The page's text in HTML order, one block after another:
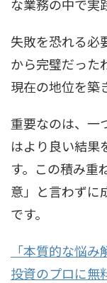
な業務の中で実
失敗を恐れる必
から完璧だった
現在の地位を築
重要なのは、一
はより良い結果
す。この積み重
意」と言わずに
です。
「本質的な悩
投資のプロに無